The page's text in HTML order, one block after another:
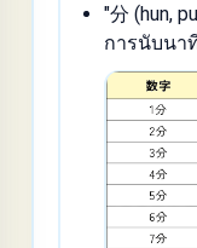
"分 (hun,
การนับนา